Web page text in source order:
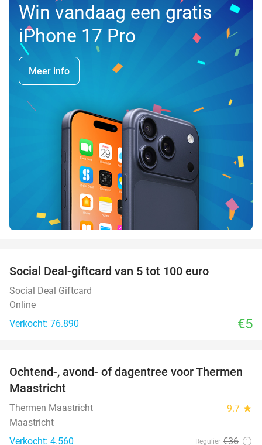
Win vandaag een gratis
iPhone 17 Pro
Meer info
Social Deal-giftcard van 5 tot 100 euro
Social Deal Giftcard
Online
Verkocht: 76.890
€5
25%
Ochtend-, avond- of dagentree voor Thermen
Maastricht
Thermen Maastricht 9.7 star
Maastricht
Verkocht: 4.560
Regulier €36